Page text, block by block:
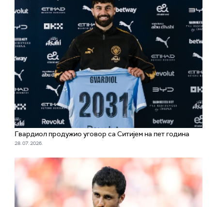
Гвардиол продужио уговор са Ситијем на пет година
28. 07. 2026.